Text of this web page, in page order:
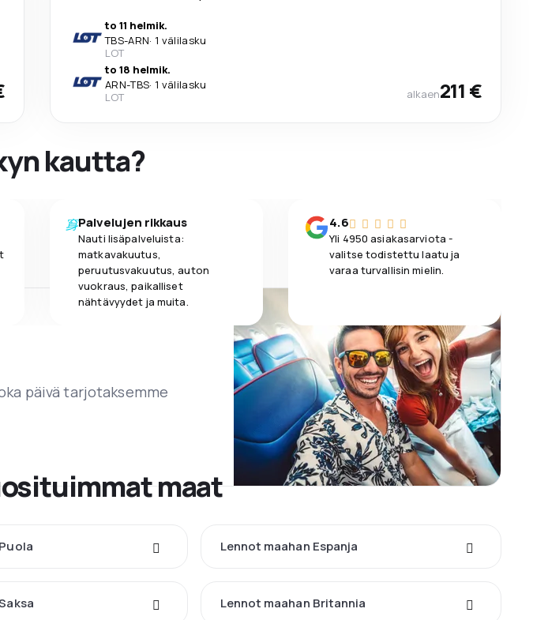
to 11 helmik.
TBS-ARN· 1 välilasku
LOT
to 18 helmik.
ARN-TBS· 1 välilasku
LOT
alkaen211 €
kautta?
Palvelujen rikkaus
Nauti lisäpalveluista:
matkavakuutus,
peruutusvakuutus, auton
vuokraus, paikalliset
nähtävyydet ja muita.
4.6
Yli 4950 asiakasarviota -
valitse todistettu laatu ja
varaa turvallisin mielin.
päivä tarjotaksemme
maat
Lennot maahan Espanja
Lennot maahan Britannia